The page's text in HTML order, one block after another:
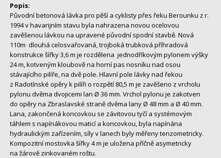
Popis:
Původní betonová lávka pro pěší a cyklisty přes řeku Berounku z r.
1994 v havarijním stavu byla nahrazena novou ocelovou
zavěšenou lávkou na upravené původní spodní stavbě. Nová
110m dlouhá celosvařovaná, trojboká trubková příhradová
konstrukce šířky 3,6 m je rozdělena jednodříkovým pylonem výšky
24 m, kotveným kloubově na horní pas nosníku nad osou
stávajícího pilíře, na dvě pole. Hlavní pole lávky nad řekou
z Radotínské opěry k pilíři o rozpětí 80,5 m je zavěšeno z vrcholu
pylonu dvěma dvojicemi lan Ø 36 mm. Vrchol pylonu je zakotven
do opěry na Zbraslavské straně dvěma lany Ø 48 mm a Ø 40 mm.
Lana, zakončená koncovkou se závitovou tyčí a systémovým
táhlem s napínákovou maticí a koncovkou, byla napínána
hydraulickým zařízením, síly v lanech byly měřeny tenzometricky.
Kompozitní mostovka šířky 4 m je uložena příčně asymetricky
na žárově zinkovaném roštu.